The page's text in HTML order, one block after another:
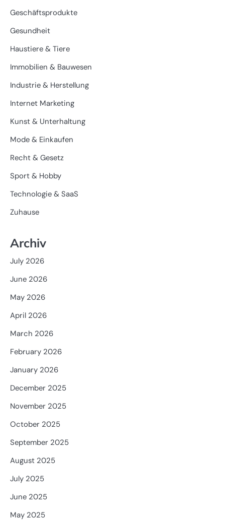
Geschäftsprodukte
Gesundheit
Haustiere & Tiere
Immobilien & Bauwesen
Industrie & Herstellung
Internet Marketing
Kunst & Unterhaltung
Mode & Einkaufen
Recht & Gesetz
Sport & Hobby
Technologie & SaaS
Zuhause
Archiv
July 2026
June 2026
May 2026
April 2026
March 2026
February 2026
January 2026
December 2025
November 2025
October 2025
September 2025
August 2025
July 2025
June 2025
May 2025